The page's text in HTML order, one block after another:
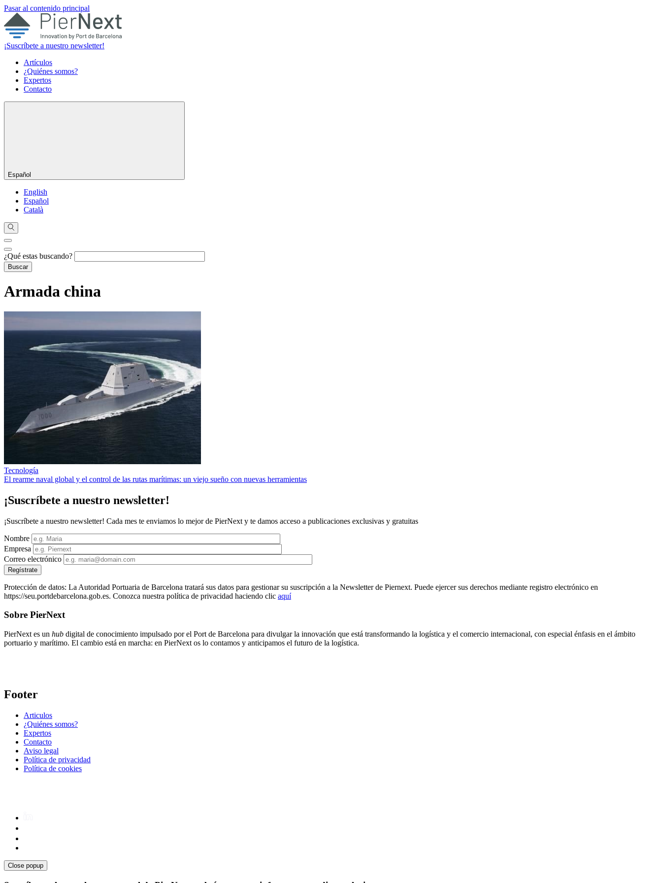
Pasar al contenido principal
¡Suscríbete a nuestro newsletter!
Artículos
¿Quiénes somos?
Expertos
Contacto
Español
English
Español
Català
¿Qué estas buscando?
Armada china
Tecnología
El rearme naval global y el control de las rutas marítimas: un viejo sueño con nuevas herramientas
¡Suscríbete a nuestro newsletter!
¡Suscríbete a nuestro newsletter! Cada mes te enviamos lo mejor de PierNext y te damos acceso a publicaciones exclusivas y gratuitas
Nombre
Empresa
Correo electrónico
Protección de datos: La Autoridad Portuaria de Barcelona tratará sus datos para gestionar su suscripción a la Newsletter de Piernext. Puede ejercer sus derechos mediante registro electrónico en
https://seu.portdebarcelona.gob.es. Conozca nuestra política de privacidad haciendo clic aquí
Sobre PierNext
PierNext es un hub digital de conocimiento impulsado por el Port de Barcelona para divulgar la innovación que está transformando la logística y el comercio internacional, con especial énfasis en el ámbito
portuario y marítimo. El cambio está en marcha: en PierNext os lo contamos y anticipamos el futuro de la logística.
Footer
Articulos
¿Quiénes somos?
Expertos
Contacto
Aviso legal
Política de privacidad
Política de cookies
Close popup